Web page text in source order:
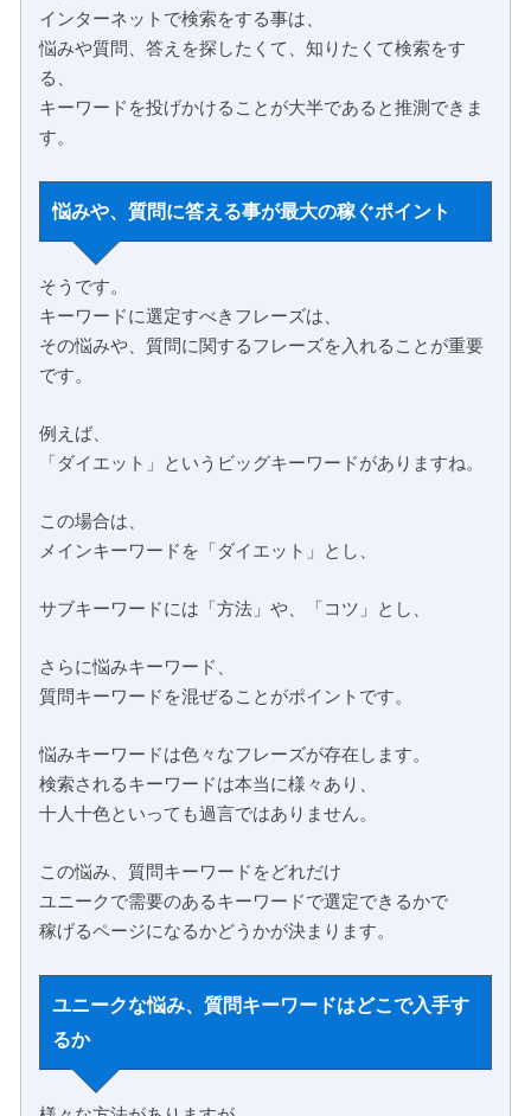
インターネットで検索をする事は、
悩みや質問、答えを探したくて、知りたくて検索をす
る、
キーワードを投げかけることが大半であると推測できま
す。
悩みや、質問に答える事が最大の稼ぐポイント
そうです。
キーワードに選定すべきフレーズは、
その悩みや、質問に関するフレーズを入れることが重要
です。
例えば、
「ダイエット」というビッグキーワードがありますね。
この場合は、
メインキーワードを「ダイエット」とし、
サブキーワードには「方法」や、「コツ」とし、
さらに悩みキーワード、
質問キーワードを混ぜることがポイントです。
悩みキーワードは色々なフレーズが存在します。
検索されるキーワードは本当に様々あり、
十人十色といっても過言ではありません。
この悩み、質問キーワードをどれだけ
ユニークで需要のあるキーワードで選定できるかで
稼げるページになるかどうかが決まります。
ユニークな悩み、質問キーワードはどこで入手す
るか